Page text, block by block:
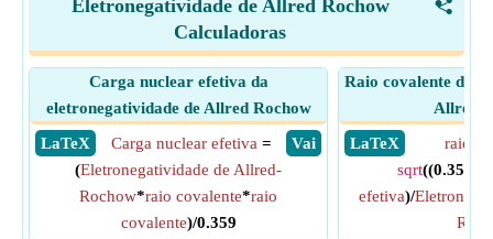
<
Eletronegatividade de Allred Rochow
Calculadoras
Carga nuclear efetiva da
eletronegatividade de Allred Rochow
​ LaTeX
​ Vai
Carga nuclear efetiva =
(Eletronegatividade de Allred-
Rochow*raio covalente*raio
covalente)/0.359
Raio covalente da
Allred
​ LaTeX
raio
sqrt((0.359*
efetiva)/